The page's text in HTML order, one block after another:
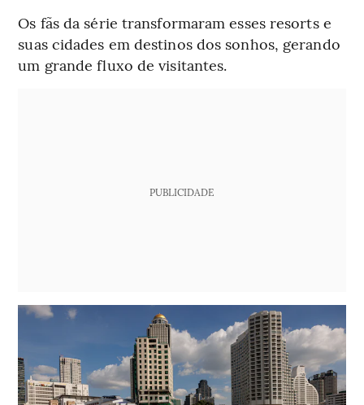
Os fãs da série transformaram esses resorts e
suas cidades em destinos dos sonhos, gerando
um grande fluxo de visitantes.
PUBLICIDADE